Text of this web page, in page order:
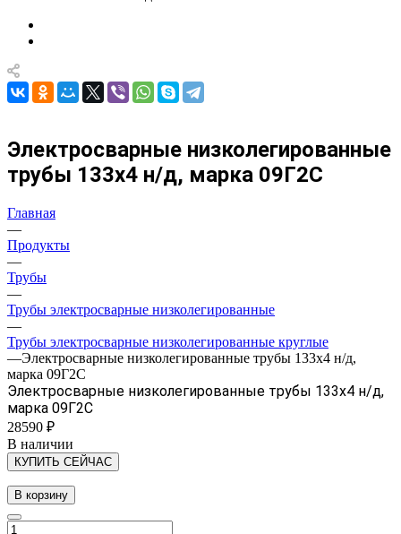
Электросварные низколегированные
трубы 133х4 н/д, марка 09Г2С
Главная
—
Продукты
—
Трубы
—
Трубы электросварные низколегированные
—
Трубы электросварные низколегированные круглые
—Электросварные низколегированные трубы 133х4 н/д,
марка 09Г2С
Электросварные низколегированные трубы 133х4 н/д,
марка 09Г2С
28590 ₽
В наличии
КУПИТЬ СЕЙЧАС
В корзину